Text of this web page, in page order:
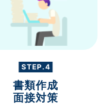
STEP.4
書類作成
面接対策